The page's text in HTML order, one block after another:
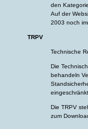
den
Auf der
2003 noch
TRPV
Technische
Die
behandeln
Die TRPV
zum